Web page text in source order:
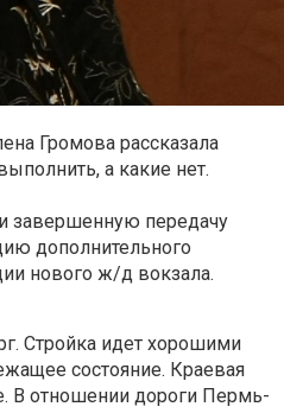
Громова рассказала
а какие нет.
завершенную передачу
дополнительного
нового ж/д вокзала.
Стройка идет хорошими
состояние. Краевая
В отношении дороги Пермь-